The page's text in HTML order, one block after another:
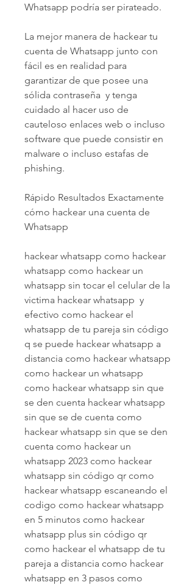
Whatsapp podría ser pirateado.
La mejor manera de hackear tu
cuenta de Whatsapp junto con
fácil es en realidad para
garantizar de que posee una
sólida contraseña  y tenga
cuidado al hacer uso de
cauteloso enlaces web o incluso
software que puede consistir en
malware o incluso estafas de
phishing.
Rápido Resultados Exactamente
cómo hackear una cuenta de
Whatsapp
hackear whatsapp como hackear
whatsapp como hackear un
whatsapp sin tocar el celular de la
victima hackear whatsapp  y
efectivo como hackear el
whatsapp de tu pareja sin código
q se puede hackear whatsapp a
distancia como hackear whatsapp
como hackear un whatsapp
como hackear whatsapp sin que
se den cuenta hackear whatsapp
sin que se de cuenta como
hackear whatsapp sin que se den
cuenta como hackear un
whatsapp 2023 como hackear
whatsapp sin código qr como
hackear whatsapp escaneando el
codigo como hackear whatsapp
en 5 minutos como hackear
whatsapp plus sin código qr
como hackear el whatsapp de tu
pareja a distancia como hackear
whatsapp en 3 pasos como